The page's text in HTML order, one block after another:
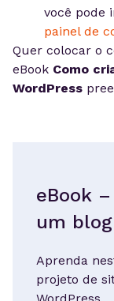
você pode
painel de
Quer colocar o
eBook Como
WordPress
eBook
um
Aprenda
projeto de